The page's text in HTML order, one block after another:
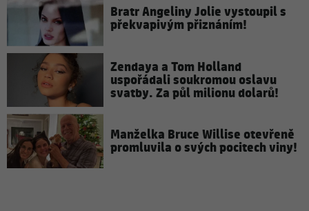
Bratr Angeliny Jolie vystoupil s
překvapivým přiznáním!
Zendaya a Tom Holland
uspořádali soukromou oslavu
svatby. Za půl milionu dolarů!
Manželka Bruce Willise otevřeně
promluvila o svých pocitech viny!